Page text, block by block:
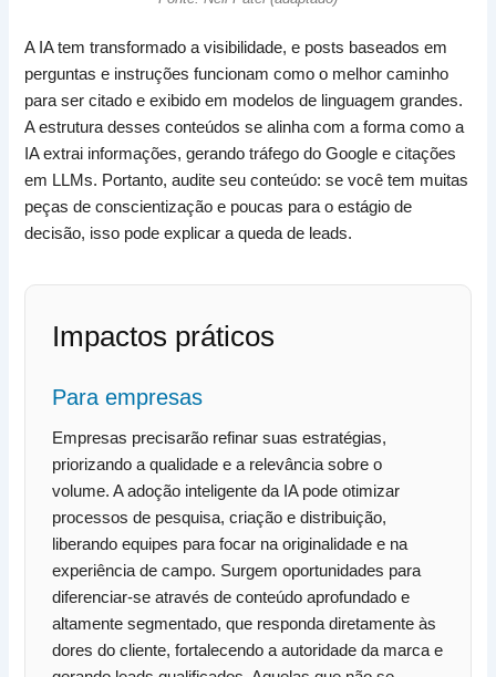
A IA tem transformado a visibilidade, e posts baseados em
perguntas e instruções funcionam como o melhor caminho
para ser citado e exibido em modelos de linguagem grandes.
A estrutura desses conteúdos se alinha com a forma como a
IA extrai informações, gerando tráfego do Google e citações
em LLMs. Portanto, audite seu conteúdo: se você tem muitas
peças de conscientização e poucas para o estágio de
decisão, isso pode explicar a queda de leads.
Impactos práticos
Para empresas
Empresas precisarão refinar suas estratégias,
priorizando a qualidade e a relevância sobre o
volume. A adoção inteligente da IA pode otimizar
processos de pesquisa, criação e distribuição,
liberando equipes para focar na originalidade e na
experiência de campo. Surgem oportunidades para
diferenciar-se através de conteúdo aprofundado e
altamente segmentado, que responda diretamente às
dores do cliente, fortalecendo a autoridade da marca e